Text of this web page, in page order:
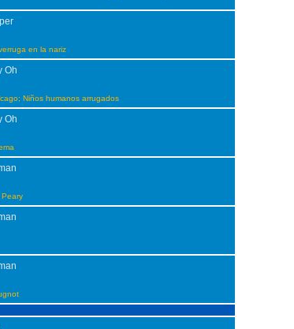
en la nariz
Oh
Niños humanos arrugados
Oh